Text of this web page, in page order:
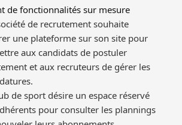
de fonctionnalités sur mesure
de recrutement souhaite
une plateforme sur son site pour
aux candidats de postuler
et aux recruteurs de gérer les
de sport désire un espace réservé
pour consulter les plannings